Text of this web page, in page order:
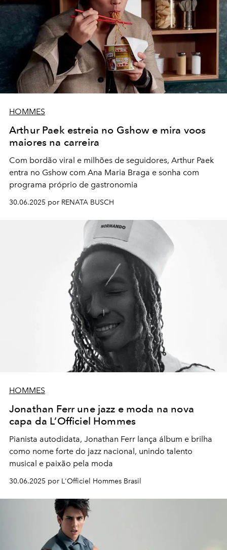
HOMMES
Arthur Paek estreia no Gshow e mira voos
maiores na carreira
Com bordão viral e milhões de seguidores, Arthur Paek
entra no Gshow com Ana Maria Braga e sonha com
programa próprio de gastronomia
30.06.2025 por RENATA BUSCH
HOMMES
Jonathan Ferr une jazz e moda na nova
capa da L’Officiel Hommes
Pianista autodidata, Jonathan Ferr lança álbum e brilha
como nome forte do jazz nacional, unindo talento
musical e paixão pela moda
30.06.2025 por L'Officiel Hommes Brasil